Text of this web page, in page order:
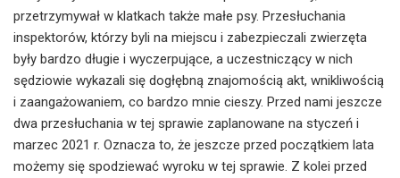
przetrzymywał w klatkach także małe psy. Przesłuchania
inspektorów, którzy byli na miejscu i zabezpieczali zwierzęta
były bardzo długie i wyczerpujące, a uczestniczący w nich
sędziowie wykazali się dogłębną znajomością akt, wnikliwością
i zaangażowaniem, co bardzo mnie cieszy. Przed nami jeszcze
dwa przesłuchania w tej sprawie zaplanowane na styczeń i
marzec 2021 r. Oznacza to, że jeszcze przed początkiem lata
możemy się spodziewać wyroku w tej sprawie. Z kolei przed